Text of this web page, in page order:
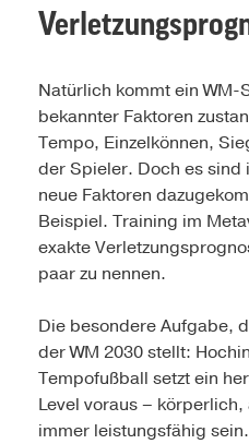
Natürlich kommt ein WM-
bekannter Faktoren
Tempo, Einzelkönnen,
der Spieler. Doch es sind
neue Faktoren
Beispiel. Training im
exakte
paar zu nennen.
Die besondere Aufgabe,
der WM 2030 stellt:
Tempofußball setzt ein
Level voraus –
immer leistungsfähig